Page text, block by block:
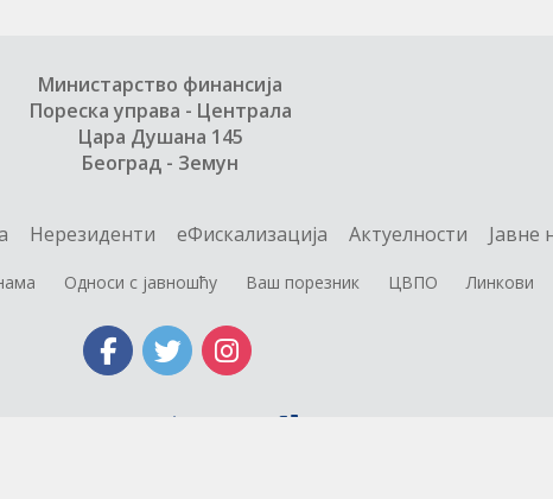
Министарство финансија
Пореска управа - Централа
Цара Душана 145
Београд - Земун
Нерезиденти еФискализација Актуелности Jавне
Односи с јавношћу Ваш порезник ЦВПО Линкови
Министарство финансија